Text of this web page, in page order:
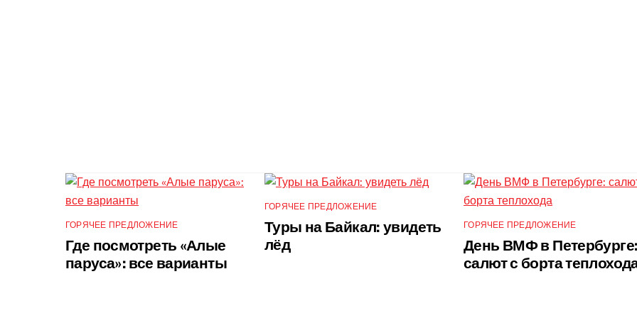
ГОРЯЧЕЕ ПРЕДЛОЖЕНИЕ
Где посмотреть «Алые
паруса»: все варианты
ГОРЯЧЕЕ ПРЕДЛОЖЕНИЕ
Туры на Байкал: увидеть
лёд
ГОРЯЧЕЕ ПРЕДЛОЖЕНИЕ
День ВМФ в
салют с борта